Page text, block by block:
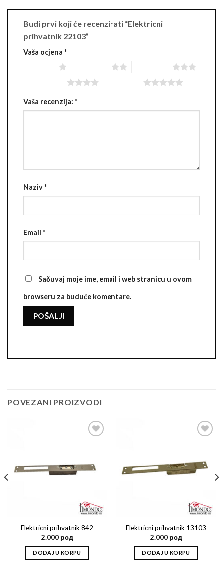
Budi prvi koji će recenzirati “Elektricni
prihvatnik 22103”
Vaša ocjena *
Vaša recenzija: *
Naziv*
Email *
Sačuvaj moje ime, email i web stranicu u ovom
browseru za buduće komentare.
POVEZANI PROIZVODI
Elektricni prihvatnik 842
2.000 рсд
DODAJ U KORPU
Elektricni prihvatnik 13103
2.000 рсд
DODAJ U KORPU